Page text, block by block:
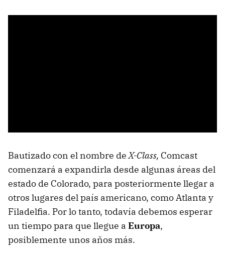
Bautizado con el nombre deX-Class, Comcast
comenzará a expandirla desde algunas áreas del
estado de Colorado, para posteriormente llegar a
otros lugares del país americano, como Atlanta y
Filadelfia. Por lo tanto, todavía debemos esperar
un tiempo para que llegue a Europa,
posiblemente unos años más.